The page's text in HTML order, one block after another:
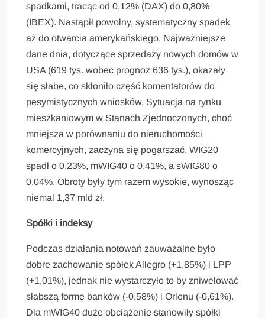
spadkami, tracąc od 0,12% (DAX) do 0,80%
(IBEX). Nastąpił powolny, systematyczny spadek
aż do otwarcia amerykańskiego. Najważniejsze
dane dnia, dotyczące sprzedaży nowych domów w
USA (619 tys. wobec prognoz 636 tys.), okazały
się słabe, co skłoniło część komentatorów do
pesymistycznych wniosków. Sytuacja na rynku
mieszkaniowym w Stanach Zjednoczonych, choć
mniejsza w porównaniu do nieruchomości
komercyjnych, zaczyna się pogarszać. WIG20
spadł o 0,23%, mWIG40 o 0,41%, a sWIG80 o
0,04%. Obroty były tym razem wysokie, wynosząc
niemal 1,37 mld zł.
Spółki i indeksy
Podczas działania notowań zauważalne było
dobre zachowanie spółek Allegro (+1,85%) i LPP
(+1,01%), jednak nie wystarczyło to by zniwelować
słabszą formę banków (-0,58%) i Orlenu (-0,61%).
Dla mWIG40 duże obciążenie stanowiły spółki